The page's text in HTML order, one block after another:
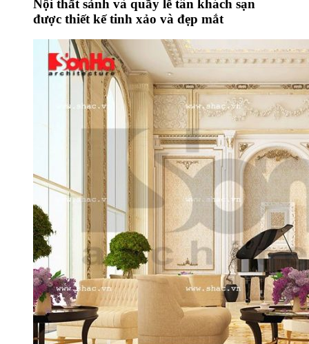
Nội thất sảnh và quầy lễ tân khách sạn
được thiết kế tinh xảo và đẹp mắt